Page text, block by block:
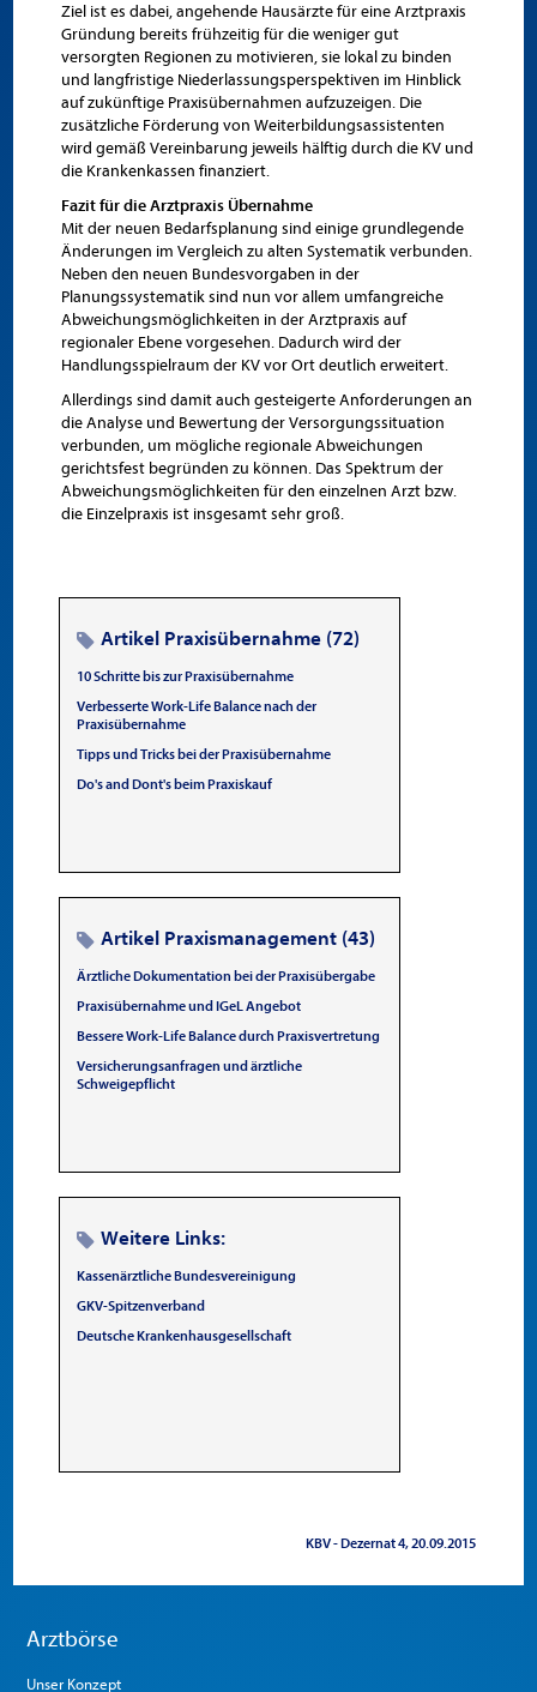
Ziel ist es dabei, angehende Hausärzte für eine Arztpraxis
Gründung bereits frühzeitig für die weniger gut
versorgten Regionen zu motivieren, sie lokal zu binden
und langfristige Niederlassungsperspektiven im Hinblick
auf zukünftige Praxisübernahmen aufzuzeigen. Die
zusätzliche Förderung von Weiterbildungsassistenten
wird gemäß Vereinbarung jeweils hälftig durch die KV und
die Krankenkassen finanziert.
Fazit für die Arztpraxis Übernahme
Mit der neuen Bedarfsplanung sind einige grundlegende
Änderungen im Vergleich zu alten Systematik verbunden.
Neben den neuen Bundesvorgaben in der
Planungssystematik sind nun vor allem umfangreiche
Abweichungsmöglichkeiten in der Arztpraxis auf
regionaler Ebene vorgesehen. Dadurch wird der
Handlungsspielraum der KV vor Ort deutlich erweitert.
Allerdings sind damit auch gesteigerte Anforderungen an
die Analyse und Bewertung der Versorgungssituation
verbunden, um mögliche regionale Abweichungen
gerichtsfest begründen zu können. Das Spektrum der
Abweichungsmöglichkeiten für den einzelnen Arzt bzw.
die Einzelpraxis ist insgesamt sehr groß.
Artikel Praxisübernahme (72)
10 Schritte bis zur Praxisübernahme
Verbesserte Work-Life Balance nach der
Praxisübernahme
Tipps und Tricks bei der Praxisübernahme
Do's and Dont's beim Praxiskauf
Artikel Praxismanagement (43)
Ärztliche Dokumentation bei der Praxisübergabe
Praxisübernahme und IGeL Angebot
Bessere Work-Life Balance durch Praxisvertretung
Versicherungsanfragen und ärztliche
Schweigepflicht
Weitere Links:
Kassenärztliche Bundesvereinigung
GKV-Spitzenverband
Deutsche Krankenhausgesellschaft
KBV - Dezernat 4 20.09.2015
Arztbörse
Unser Konzept